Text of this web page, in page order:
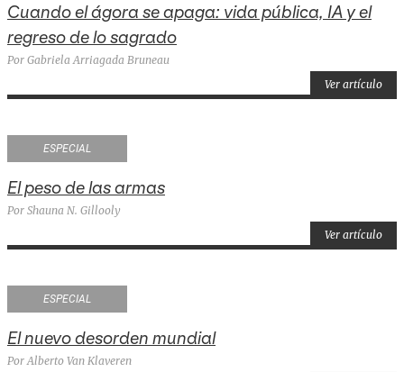
Cuando el ágora se apaga: vida pública, IA y el
regreso de lo sagrado
Por Gabriela Arriagada Bruneau
Ver artículo
ESPECIAL
El peso de las armas
Por Shauna N. Gillooly
Ver artículo
ESPECIAL
El nuevo desorden mundial
Por Alberto Van Klaveren